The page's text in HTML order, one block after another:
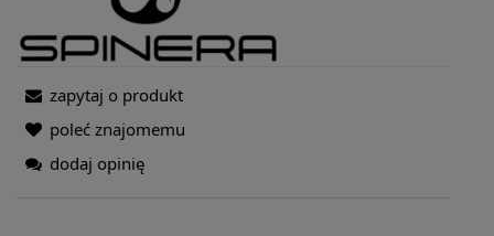
zapytaj o produkt
poleć znajomemu
dodaj opinię